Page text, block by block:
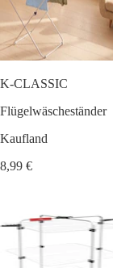
K-CLASSIC
Flügelwäscheständer
Kaufland
8,99 €